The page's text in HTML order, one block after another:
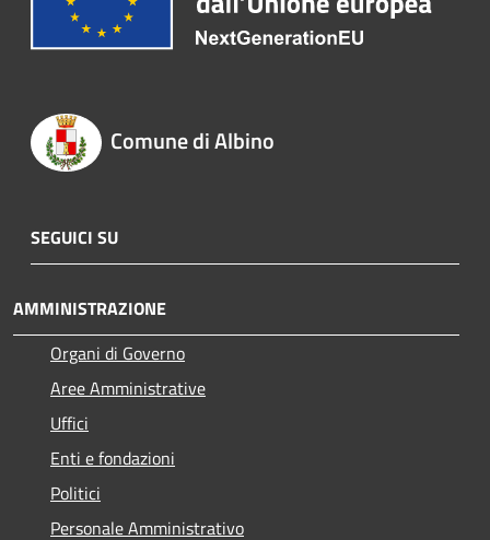
Comune di Albino
SEGUICI SU
AMMINISTRAZIONE
Organi di Governo
Aree Amministrative
Uffici
Enti e fondazioni
Politici
Personale Amministrativo